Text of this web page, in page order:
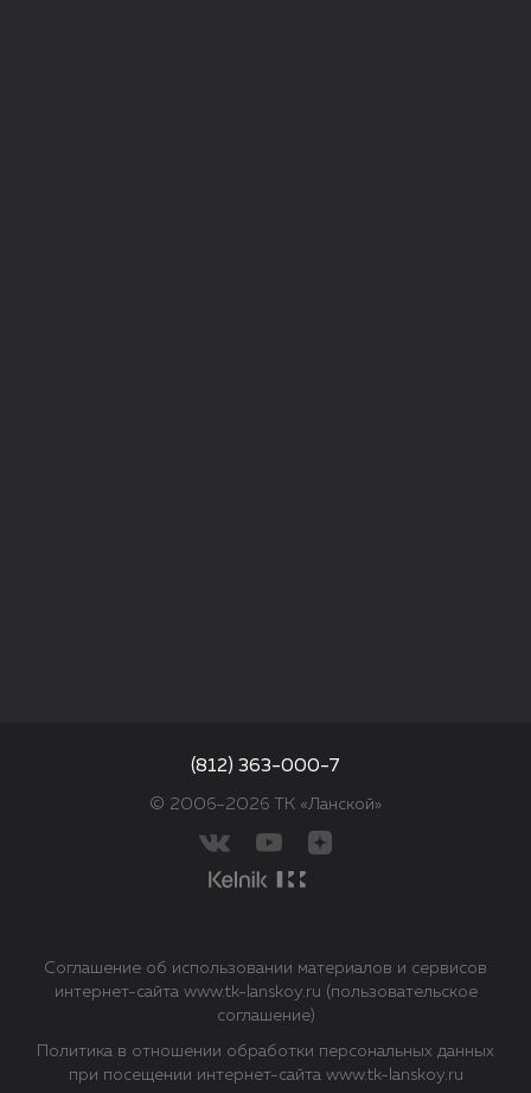
© 2006–2026 ТК «Ланской»
(812) 363-000-7
Политика в отношении обработки персональных данных
при посещении интернет-сайта www.tk-lanskoy.ru
Соглашение об использовании материалов и сервисов
интернет-сайта www.tk-lanskoy.ru (пользовательское
соглашение)